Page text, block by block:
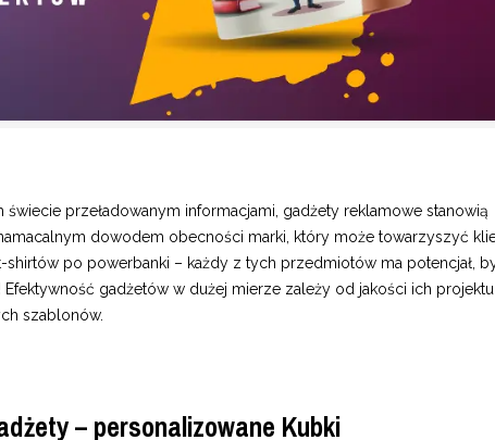
przeładowanym informacjami, gadżety reklamowe stanowią
dowodem obecności marki, który może towarzyszyć
po powerbanki – każdy z tych przedmiotów ma potencjał,
gadżetów w dużej mierze zależy od jakości ich
szablonów.
– personalizowane Kubki